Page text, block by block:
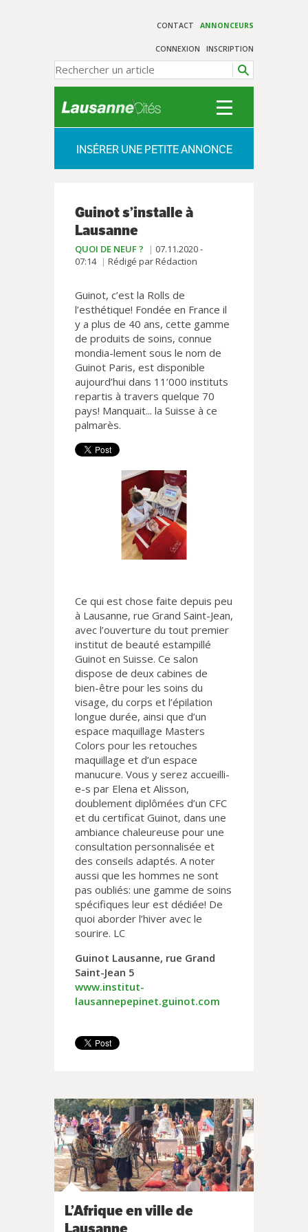
CONTACT ANNONCEURS
CONNEXION INSCRIPTION
INSÉRER UNE PETITE ANNONCE
Guinot s’installe à
Lausanne
QUOI DE NEUF ?
07.11.2020 -
07:14
Rédigé par Rédaction
Guinot, c’est la Rolls de
l’esthétique! Fondée en France il
y a plus de 40 ans, cette gamme
de produits de soins, connue
mondia-lement sous le nom de
Guinot Paris, est disponible
aujourd’hui dans 11’000 instituts
repartis à travers quelque 70
pays! Manquait... la Suisse à ce
palmarès.
Ce qui est chose faite depuis peu
à Lausanne, rue Grand Saint-Jean,
avec l’ouverture du tout premier
institut de beauté estampillé
Guinot en Suisse. Ce salon
dispose de deux cabines de
bien-être pour les soins du
visage, du corps et l’épilation
longue durée, ainsi que d’un
espace maquillage Masters
Colors pour les retouches
maquillage et d’un espace
manucure. Vous y serez accueilli-
e-s par Elena et Alisson,
doublement diplômées d’un CFC
et du certificat Guinot, dans une
ambiance chaleureuse pour une
consultation personnalisée et
des conseils adaptés. A noter
aussi que les hommes ne sont
pas oubliés: une gamme de soins
spécifiques leur est dédiée! De
quoi aborder l’hiver avec le
sourire. LC
Guinot Lausanne, rue Grand
Saint-Jean 5
www.institut-
lausannepepinet.guinot.com
L’Afrique en ville de
Lausanne